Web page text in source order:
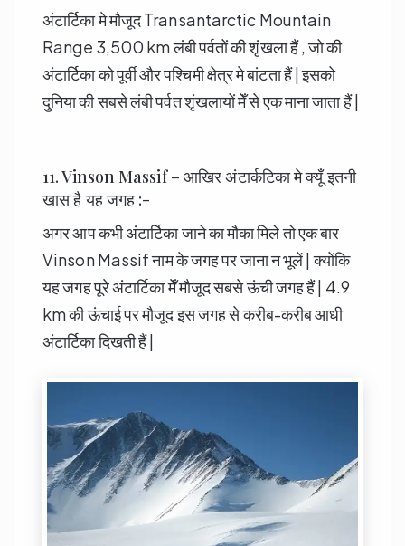
अंटार्टिका मे मौजूद Transantarctic Mountain
Range 3,500 km लंबी पर्वतों की शृंखला हैं , जो की
अंटार्टिका को पूर्वी और पश्चिमी क्षेत्र मे बांटता हैं | इसको
दुनिया की सबसे लंबी पर्वत शृंखलायों मेँ से एक माना जाता हैं |
11. Vinson Massif – आखिर अंटार्कटिका मे क्यूँ इतनी
खास है यह जगह :-
अगर आप कभी अंटार्टिका जाने का मौका मिले तो एक बार
Vinson Massif नाम के जगह पर जाना न भूलें | क्योंकि
यह जगह पूरे अंटार्टिका मेँ मौजूद सबसे ऊंची जगह हैं | 4.9
km की ऊंचाई पर मौजूद इस जगह से करीब-करीब आधी
अंटार्टिका दिखती हैं |